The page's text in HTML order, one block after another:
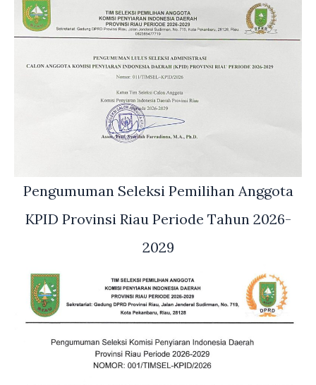
Pengumuman Seleksi Pemilihan Anggota
KPID Provinsi Riau Periode Tahun 2026-
2029